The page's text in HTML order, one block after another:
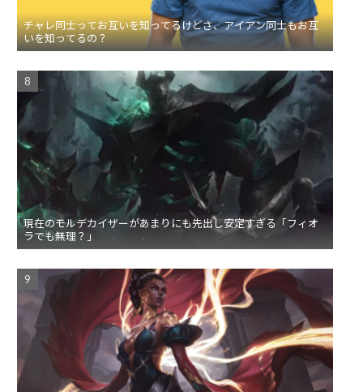
チャレ同士ってお互いを知ってるけどさ、アイアン同士もお互
いを知ってるの？
現在のモルデカイザーがあまりにも先出し安定すぎる「フィオ
ラでも無理？」